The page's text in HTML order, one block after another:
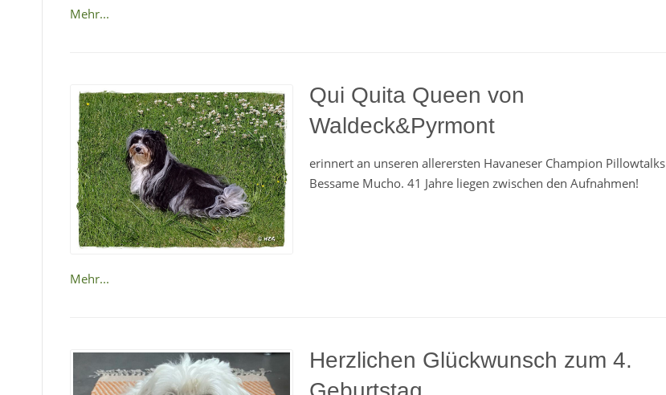
Mehr...
Qui Quita Queen von
Waldeck&Pyrmont
erinnert an unseren allerersten Havaneser Champion Pillowtalks
Bessame Mucho. 41 Jahre liegen zwischen den Aufnahmen!
Mehr...
Herzlichen Glückwunsch zum 4.